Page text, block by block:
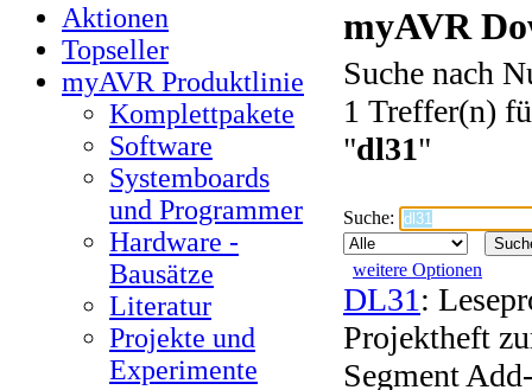
Aktionen
Topseller
myAVR Produktlinie
Komplettpakete
Software
Systemboards
und Programmer
Hardware -
Bausätze
Literatur
Projekte und
Experimente
myAVR
Suche nach
1 Treffer(n)
"dl31"
Suche:
weitere Optionen
DL31 :
Projektheft
Segment